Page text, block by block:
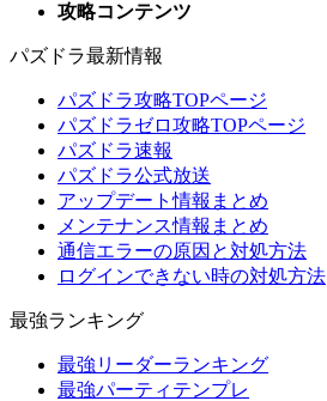
攻略コンテンツ
パズドラ最新情報
パズドラ攻略TOPページ
パズドラゼロ攻略TOPページ
パズドラ速報
パズドラ公式放送
アップデート情報まとめ
メンテナンス情報まとめ
通信エラーの原因と対処方法
ログインできない時の対処方法
最強ランキング
最強リーダーランキング
最強パーティテンプレ